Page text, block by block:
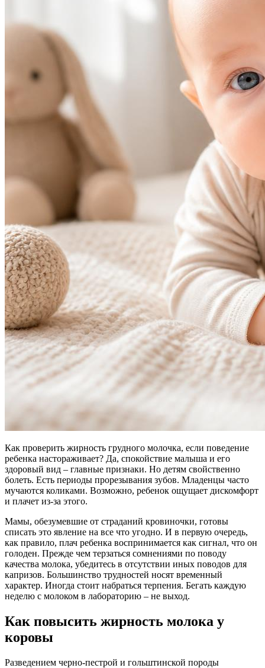
Как проверить жирность грудного молочка, если поведение
ребенка настораживает? Да, спокойствие малыша и его
здоровый вид – главные признаки. Но детям свойственно
болеть. Есть периоды прорезывания зубов. Младенцы часто
мучаются коликами. Возможно, ребенок ощущает дискомфорт
и плачет из-за этого.
Мамы, обезумевшие от страданий кровиночки, готовы
списать это явление на все что угодно. И в первую очередь,
как правило, плач ребенка воспринимается как сигнал, что он
голоден. Прежде чем терзаться сомнениями по поводу
качества молока, убедитесь в отсутствии иных поводов для
капризов. Большинство трудностей носят временный
характер. Иногда стоит набраться терпения. Бегать каждую
неделю с молоком в лабораторию – не выход.
Как повысить жирность молока у
коровы
Разведением черно-пестрой и гольштинской породы